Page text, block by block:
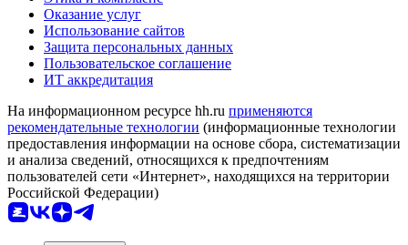
Оказание услуг
Использование сайтов
Защита персональных данных
Пользовательское соглашение
ИТ аккредитация
На информационном ресурсе hh.ru применяются
рекомендательные технологии (информационные технологии
предоставления информации на основе сбора, систематизации
и анализа сведений, относящихся к предпочтениям
пользователей сети «Интернет», находящихся на территории
Российской Федерации)